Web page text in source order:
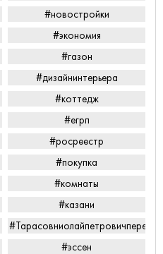
#новостройки
#экономия
#газон
#дизайнинтерьера
#коттедж
#егрп
#росреестр
#покупка
#комнаты
#казани
#эссен